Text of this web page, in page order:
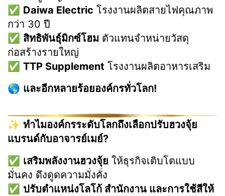
✅ Daiwa Electric โรงงานผลิตสายไฟคุณภาพ
กว่า 30 ปี
✅ สิทธิพันธุ์มิกซ์โฮม ตัวแทนจำหน่ายวัสดุ
ก่อสร้างรายใหญ่
✅ TTP Supplement โรงงานผลิตอาหารเสริม
🌎 และอีกหลายร้อยองค์กรทั่วโลก!
✨ ทำไมองค์กรระดับโลกถึงเลือกปรับฮวงจุ้ย
แบรนด์กับอาจารย์เมย์?
✅ เสริมพลังงานฮวงจุ้ย ให้ธุรกิจเติบโตแบบ
มั่นคง ดึงดูดความมั่งคั่ง
✅ ปรับตำแหน่งโลโก้ สำนักงาน และการใช้สีให้